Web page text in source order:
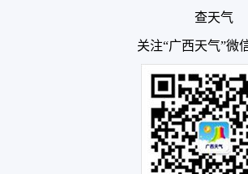
查天气
关注“广西天气”微